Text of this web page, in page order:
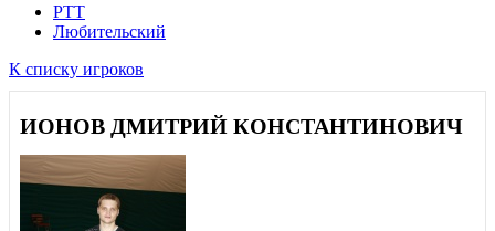
РТТ
Любительский
К списку игроков
ИОНОВ ДМИТРИЙ КОНСТАНТИНОВИЧ